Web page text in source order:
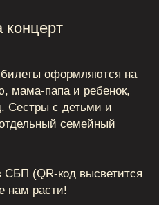
оформляются на
мама-папа и ребенок,
Сестры с детьми и
семейный
СБП (QR-код высветится
нам расти!